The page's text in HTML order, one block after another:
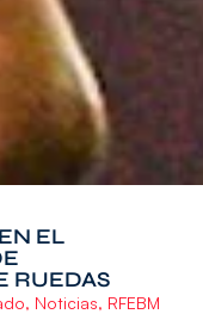
EL
RUEDAS
, Noticias, RFEBM